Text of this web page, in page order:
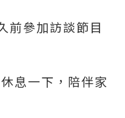
前參加訪談節目
息一下，陪伴家